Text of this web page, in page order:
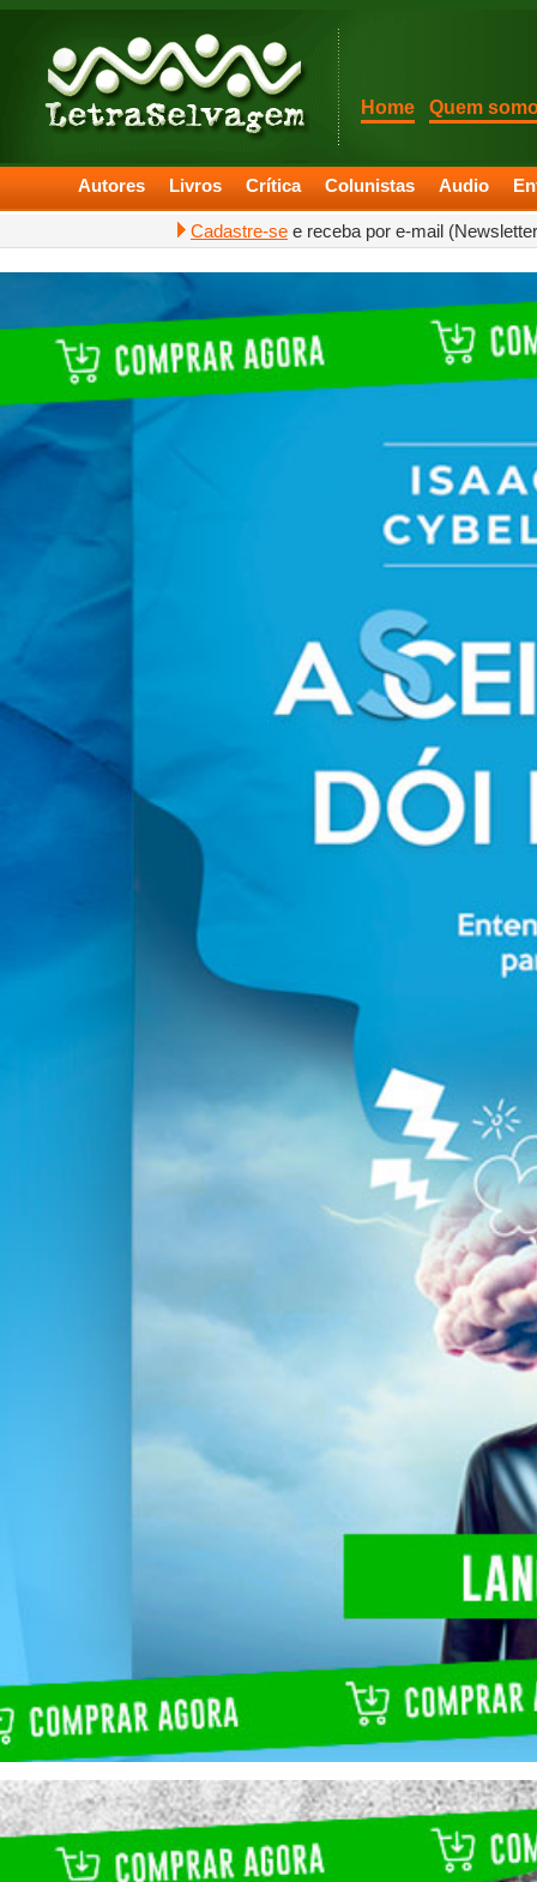
Home Quem
Autores Livros Crítica Colunistas Audio
Cadastre-se e receba por e-mail